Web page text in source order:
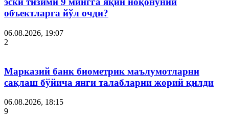
объектларга йўл очди?
06.08.2026, 19:07
2
Марказий банк биометрик маълумотларни
сақлаш бўйича янги талабларни жорий қилди
06.08.2026, 18:15
9